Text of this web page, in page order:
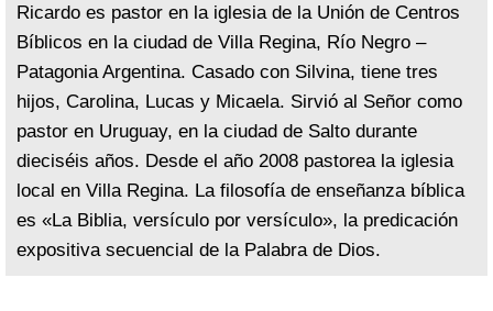
Ricardo es pastor en la iglesia de la Unión de Centros
Bíblicos en la ciudad de Villa Regina, Río Negro –
Patagonia Argentina. Casado con Silvina, tiene tres
hijos, Carolina, Lucas y Micaela. Sirvió al Señor como
pastor en Uruguay, en la ciudad de Salto durante
dieciséis años. Desde el año 2008 pastorea la iglesia
local en Villa Regina. La filosofía de enseñanza bíblica
es «La Biblia, versículo por versículo», la predicación
expositiva secuencial de la Palabra de Dios.